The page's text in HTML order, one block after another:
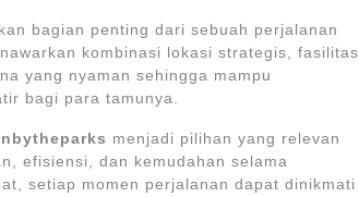
bagian penting dari sebuah perjalanan
kombinasi lokasi strategis, fasilitas
yang nyaman sehingga mampu
bagi para tamunya.
menjadi pilihan yang relevan
efisiensi, dan kemudahan selama
setiap momen perjalanan dapat dinikmati